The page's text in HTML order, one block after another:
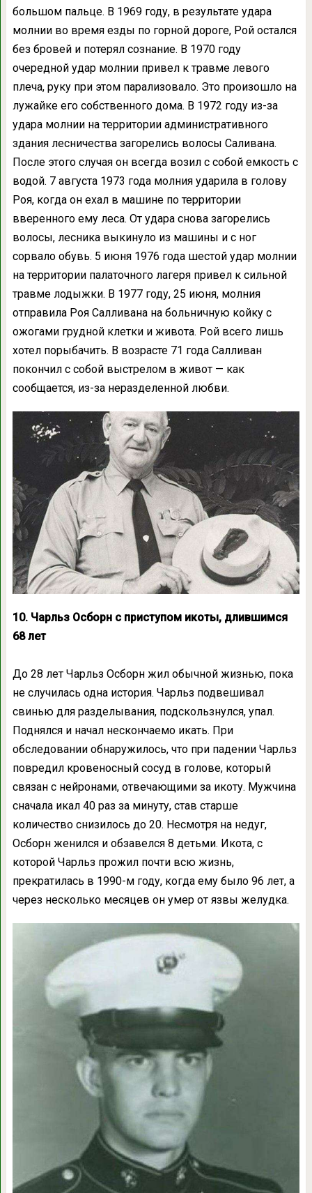
большом пальце. В 1969 году, в результате удара
молнии во время езды по горной дороге, Рой остался
без бровей и потерял сознание. В 1970 году
очередной удар молнии привел к травме левого
плеча, руку при этом парализовало. Это произошло на
лужайке его собственного дома. В 1972 году из-за
удара молнии на территории административного
здания лесничества загорелись волосы Саливана.
После этого случая он всегда возил с собой емкость с
водой. 7 августа 1973 года молния ударила в голову
Роя, когда он ехал в машине по территории
вверенного ему леса. От удара снова загорелись
волосы, лесника выкинуло из машины и с ног
сорвало обувь. 5 июня 1976 года шестой удар молнии
на территории палаточного лагеря привел к сильной
травме лодыжки. В 1977 году, 25 июня, молния
отправила Роя Салливана на больничную койку с
ожогами грудной клетки и живота. Рой всего лишь
хотел порыбачить. В возрасте 71 года Салливан
покончил с собой выстрелом в живот — как
сообщается, из-за неразделенной любви.
10. Чарльз Осборн с приступом икоты, длившимся
68 лет
До 28 лет Чарльз Осборн жил обычной жизнью, пока
не случилась одна история. Чарльз подвешивал
свинью для разделывания, подскользнулся, упал.
Поднялся и начал нескончаемо икать. При
обследовании обнаружилось, что при падении Чарльз
повредил кровеносный сосуд в голове, который
связан с нейронами, отвечающими за икоту. Мужчина
сначала икал 40 раз за минуту, став старше
количество снизилось до 20. Несмотря на недуг,
Осборн женился и обзавелся 8 детьми. Икота, с
которой Чарльз прожил почти всю жизнь,
прекратилась в 1990-м году, когда ему было 96 лет, а
через несколько месяцев он умер от язвы желудка.